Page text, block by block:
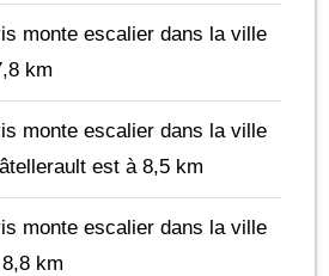
monte escalier dans la ville
km
monte escalier dans la ville
est à 8,5 km
monte escalier dans la ville
km